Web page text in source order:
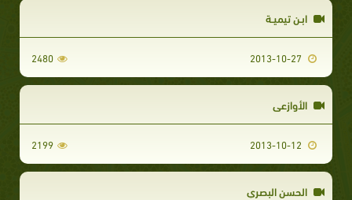
ابـن تيميـة
2480
الأوازعي
2199
الحسن البصري